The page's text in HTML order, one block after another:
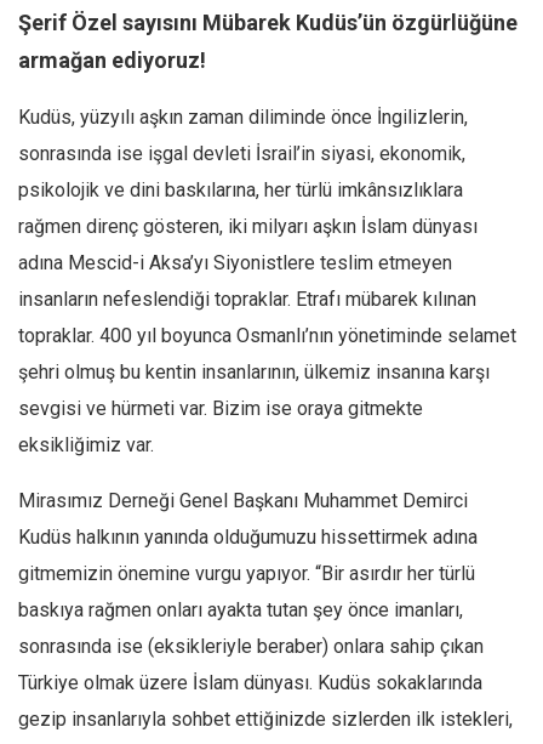
Sağlık
Gıda-Beslenme
Hayat
Avrupa
Asya
Afrika
Avustralya
Tarih
Düşünce
Dosyalar
Şerif Özel sayısını Mübarek Kudüs’ün özgürlüğüne
armağan ediyoruz!
Kudüs, yüzyılı aşkın zaman diliminde önce İngilizlerin,
sonrasında ise işgal devleti İsrail’in siyasi, ekonomik,
psikolojik ve dini baskılarına, her türlü imkânsızlıklara
rağmen direnç gösteren, iki milyarı aşkın İslam dünyası
adına Mescid-i Aksa’yı Siyonistlere teslim etmeyen
insanların nefeslendiği topraklar. Etrafı mübarek kılınan
topraklar. 400 yıl boyunca Osmanlı’nın yönetiminde selamet
şehri olmuş bu kentin insanlarının, ülkemiz insanına karşı
sevgisi ve hürmeti var. Bizim ise oraya gitmekte
eksikliğimiz var.
Mirasımız Derneği Genel Başkanı Muhammet Demirci
Kudüs halkının yanında olduğumuzu hissettirmek adına
gitmemizin önemine vurgu yapıyor. “Bir asırdır her türlü
baskıya rağmen onları ayakta tutan şey önce imanları,
sonrasında ise (eksikleriyle beraber) onlara sahip çıkan
Türkiye olmak üzere İslam dünyası. Kudüs sokaklarında
gezip insanlarıyla sohbet ettiğinizde sizlerden ilk istekleri,